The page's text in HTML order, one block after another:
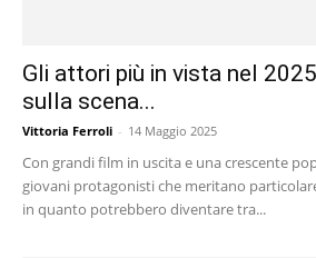
Gli attori più in vista nel
sulla scena...
Vittoria Ferroli - 14 Maggio 2025
Con grandi film in uscita e una crescente
giovani protagonisti che meritano
in quanto potrebbero diventare tra...